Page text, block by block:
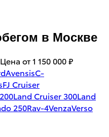
в Москве
от 1 150 000 ₽
AvensisC-
FJ Cruiser
Land Cruiser 300Land
250Rav-4VenzaVerso